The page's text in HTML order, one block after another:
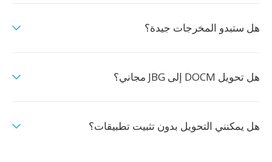
هل ستبدو المخرجات جيدة؟
هل تحويل DOCM إلى JBG مجاني؟
هل يمكنني التحويل بدون تثبيت تطبيقات؟